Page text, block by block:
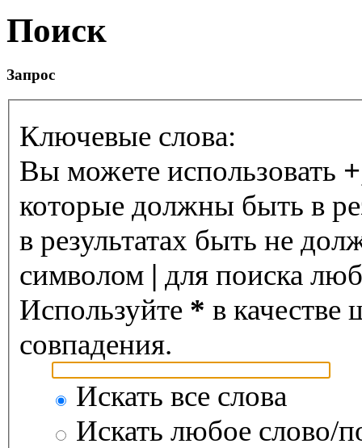
Поиск
Запрос
Ключевые слова:
Вы можете использовать +
которые должны быть в
в результатах быть не
символом | для поиска
Используйте * в качестве
совпадения.
Искать все слова
Искать любое слово/